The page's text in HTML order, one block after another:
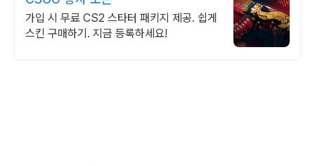
가입 시 무료 CS2 스타터 패키지 제공. 쉽게
스킨 구매하기. 지금 등록하세요!